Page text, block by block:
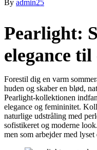
By admin25
Pearlight:
elegance
Forestil dig en varm
huden og skaber en blød,
Pearlight-kollektionen
elegance og femininitet.
naturlige udstråling med
sofistikeret og moderne
men som arbejder med